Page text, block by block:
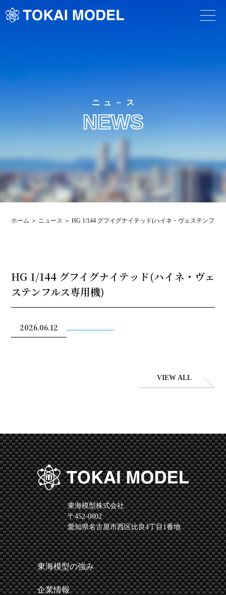
ニュ－ス
NEWS
ホーム ニュース HG 1/144 グフイグナイテッド(ハイネ・ヴェステンフル
HG 1/144 グフイグナイテッド(ハイネ・ヴェ
ステンフルス専用機)
2026.06.12
VIEW ALL
東海模型株式会社
〒452-0802
愛知県名古屋市西区比良4丁目1番地
東海模型の強み
企業情報